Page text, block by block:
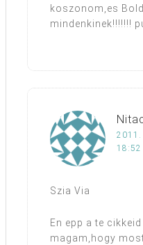
koszonom,es
mindenkinek!!!!!!!
2011.
18:52
Szia Via
En epp a te
magam,hogy